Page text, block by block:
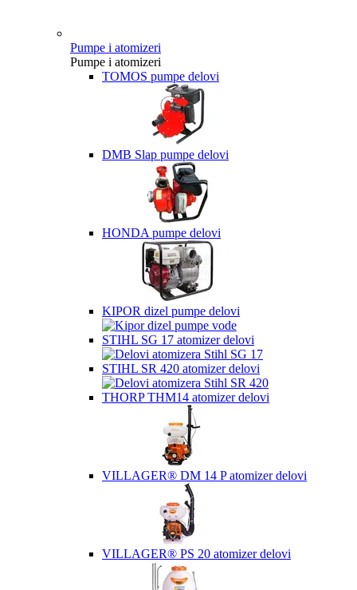
Pumpe i atomizeri
Pumpe i atomizeri
TOMOS pumpe delovi
DMB Slap pumpe delovi
HONDA pumpe delovi
KIPOR dizel pumpe delovi
STIHL SG 17 atomizer delovi
STIHL SR 420 atomizer delovi
THORP THM14 atomizer delovi
VILLAGER® DM 14 P atomizer delovi
VILLAGER® PS 20 atomizer delovi